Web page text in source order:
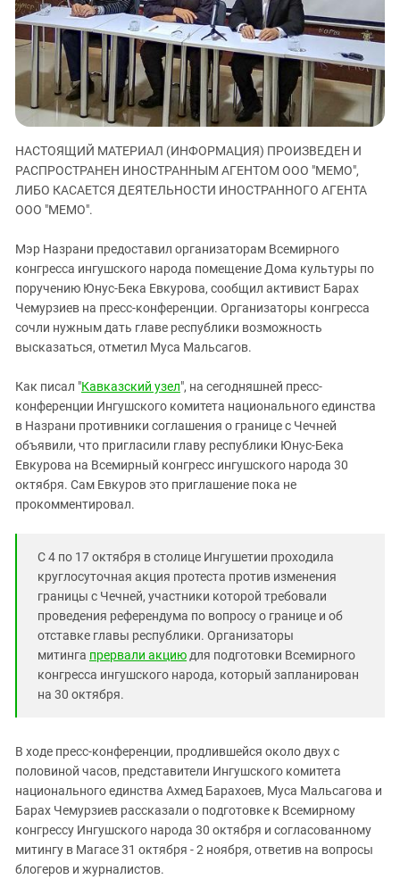
ЗАСТАВЛЯЕТ
КАВКАЗ ЗА ПАЛЕСТИНУ
ИНАКОМЫСЛИЕ В ЧЕЧНЕ
ПРЕСЛЕДОВАНИЕ АКТИВИСТОВ
МОБИЛИЗАЦИЯ И ПРОТЕСТЫ
Дагестан
Ингушетия
Кабардино-Балкария
Калмыкия
Карачаево-Черкесия
Краснодарский край
Российская Федерация
Северная Осетия - Алания
СКФО
Ставропольский край
Чечня
Южный Кавказ
ЮФО
НАСТОЯЩИЙ МАТЕРИАЛ (ИНФОРМАЦИЯ) ПРОИЗВЕДЕН И
РАСПРОСТРАНЕН ИНОСТРАННЫМ АГЕНТОМ ООО "МЕМО",
ЛИБО КАСАЕТСЯ ДЕЯТЕЛЬНОСТИ ИНОСТРАННОГО АГЕНТА
ООО "МЕМО".
Мэр Назрани предоставил организаторам Всемирного
конгресса ингушского народа помещение Дома культуры по
поручению Юнус-Бека Евкурова, сообщил активист Барах
Чемурзиев на пресс-конференции. Организаторы конгресса
сочли нужным дать главе республики возможность
высказаться, отметил Муса Мальсагов.
Как писал "Кавказский узел", на сегодняшней пресс-
конференции Ингушского комитета национального единства
в Назрани противники соглашения о границе с Чечней
объявили, что пригласили главу республики Юнус-Бека
Евкурова на Всемирный конгресс ингушского народа 30
октября. Сам Евкуров это приглашение пока не
прокомментировал.
С 4 по 17 октября в столице Ингушетии проходила
круглосуточная акция протеста против изменения
границы с Чечней, участники которой требовали
проведения референдума по вопросу о границе и об
отставке главы республики. Организаторы
митинга прервали акциюдля подготовки Всемирного
конгресса ингушского народа, который запланирован
на 30 октября.
В ходе пресс-конференции, продлившейся около двух с
половиной часов, представители Ингушского комитета
национального единства Ахмед Барахоев, Муса Мальсагова и
Барах Чемурзиев рассказали о подготовке к Всемирному
конгрессу Ингушского народа 30 октября и согласованному
митингу в Магасе 31 октября - 2 ноября, ответив на вопросы
блогеров и журналистов.